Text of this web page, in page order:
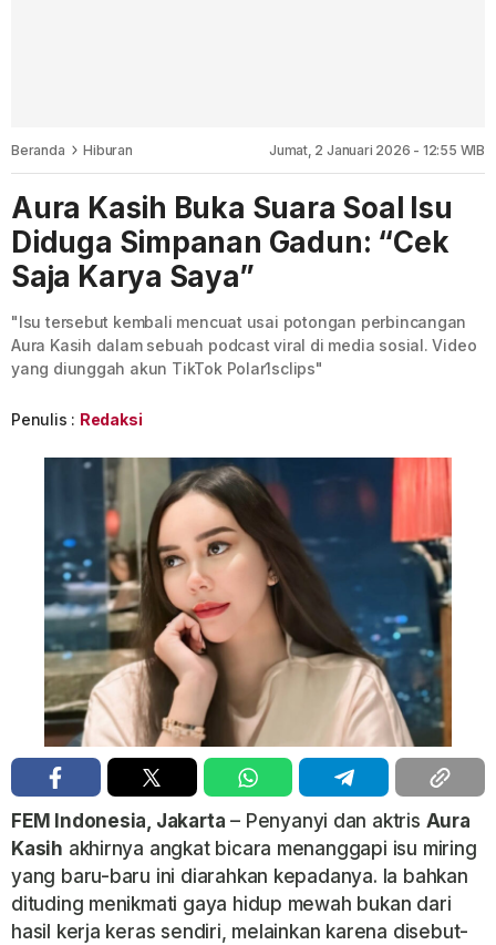
Beranda Hiburan Jumat, 2 Januari 2026 - 12:55 WIB
Aura Kasih Buka Suara Soal Isu
Diduga Simpanan Gadun: “Cek
Saja Karya Saya”
"Isu tersebut kembali mencuat usai potongan perbincangan
Aura Kasih dalam sebuah podcast viral di media sosial. Video
yang diunggah akun TikTok Polar1sclips"
Penulis : Redaksi
FEM Indonesia, Jakarta – Penyanyi dan aktris Aura
Kasih akhirnya angkat bicara menanggapi isu miring
yang baru-baru ini diarahkan kepadanya. Ia bahkan
dituding menikmati gaya hidup mewah bukan dari
hasil kerja keras sendiri, melainkan karena disebut-